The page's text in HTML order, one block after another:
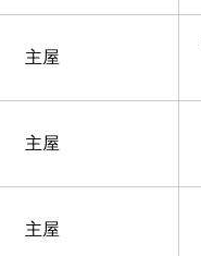
主屋
主屋
主屋